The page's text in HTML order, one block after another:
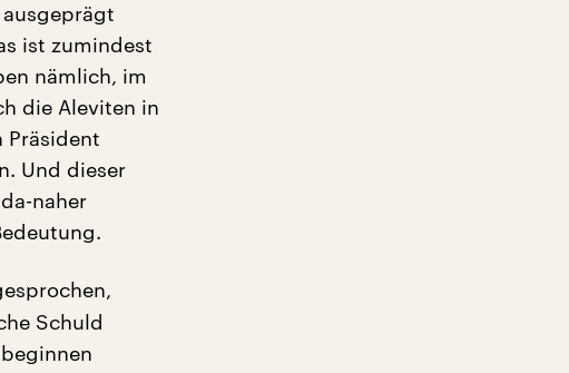
ist zumindest
nämlich, im
die Aleviten in
Präsident
Und dieser
naher
Schuld